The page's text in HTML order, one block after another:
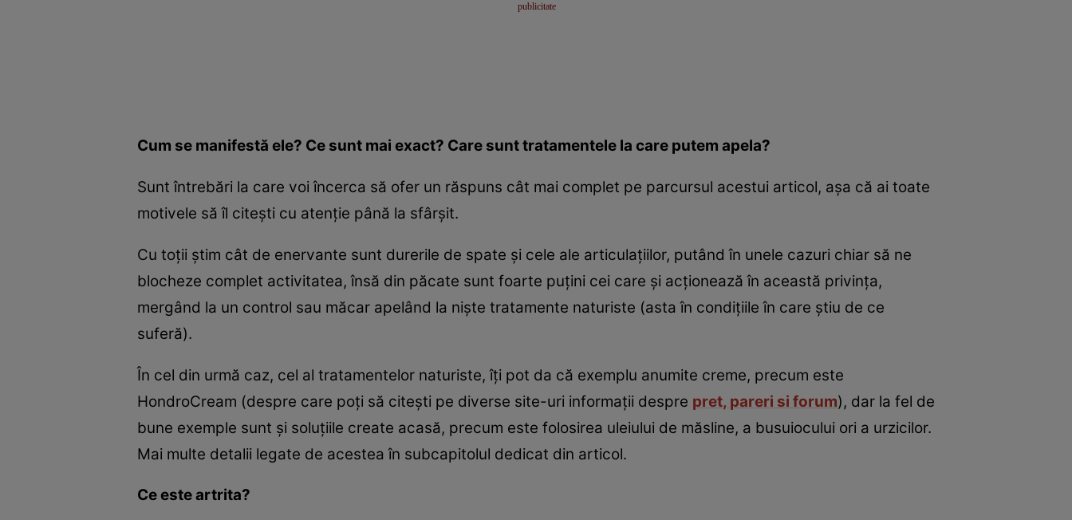
Cum se manifestă ele? Ce sunt mai exact? Care sunt tratamentele la care putem apela?
Sunt întrebări la care voi încerca să ofer un răspuns cât mai complet pe parcursul acestui articol, aşa că ai toate
motivele să îl citeşti cu atenţie până la sfârşit.
Cu toţii ştim cât de enervante sunt durerile de spate şi cele ale articulaţiilor, putând în unele cazuri chiar să ne
blocheze complet activitatea, însă din păcate sunt foarte puţini cei care şi acţionează în această privinţa,
mergând la un control sau măcar apelând la nişte tratamente naturiste (asta în condiţiile în care ştiu de ce
suferă).
În cel din urmă caz, cel al tratamentelor naturiste, îţi pot da că exemplu anumite creme, precum este
HondroCream (despre care poţi să citeşti pe diverse site-uri informaţii despre pret, pareri si forum), dar la fel de
bune exemple sunt şi soluţiile create acasă, precum este folosirea uleiului de măsline, a busuiocului ori a urzicilor.
Mai multe detalii legate de acestea în subcapitolul dedicat din articol.
Ce este artrita?